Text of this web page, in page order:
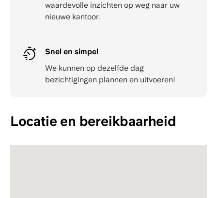
waardevolle inzichten op weg naar uw
nieuwe kantoor.
Snel en simpel
We kunnen op dezelfde dag
bezichtigingen plannen en uitvoeren!
Locatie en bereikbaarheid